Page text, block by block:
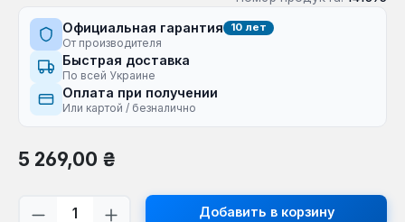
Официальная гарантия 10 лет
От производителя
Быстрая доставка
По всей Украине
Оплата при получении
Или картой / безналично
Обычная цена:
5 269,00 ₴
Количество продукта: введите
Добавить в корзину